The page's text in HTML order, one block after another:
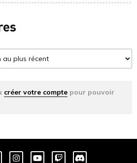
créer votre compte pour pouvoir